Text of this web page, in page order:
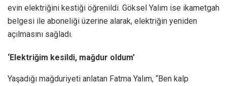
evin elektriğini kestiği öğrenildi. Göksel Yalım ise ikametgah
belgesi ile aboneliği üzerine alarak, elektriğin yeniden
açılmasını sağladı.
‘Elektriğim kesildi, mağdur oldum’
Yaşadığı mağduriyeti anlatan Fatma Yalım, “Ben kalp